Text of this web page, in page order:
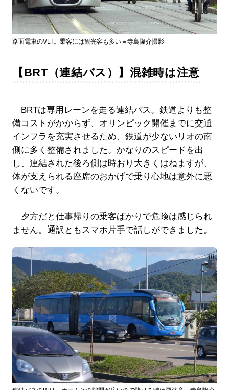
路面電車のVLT。乗客には観光客も多い＝寺島隆介撮影
【BRT（連結バス）】混雑時は注意
BRTは専用レーンを走る連結バス。鉄道よりも整
備コストがかからず、オリンピック開催までに交通
インフラを充実させるため、鉄道が少ないリオの南
側に多く整備されました。かなりのスピードを出
し、連結された後ろ側は時おり大きくはねますが、
体が支えられる座席のおかげで乗り心地は意外に悪
くないです。
夕方だと仕事帰りの乗客ばかりで危険は感じられ
ません。通訳ともスマホ片手で話しができました。